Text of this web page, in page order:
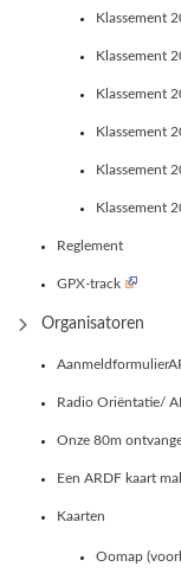
Klassement
Klassement
Klassement
Klassement
Klassement
Klassement
Reglement
GPX-track
Organisatoren
Radio Oriëntatie/
Onze 80m
Een ARDF kaart
Kaarten
Oomap